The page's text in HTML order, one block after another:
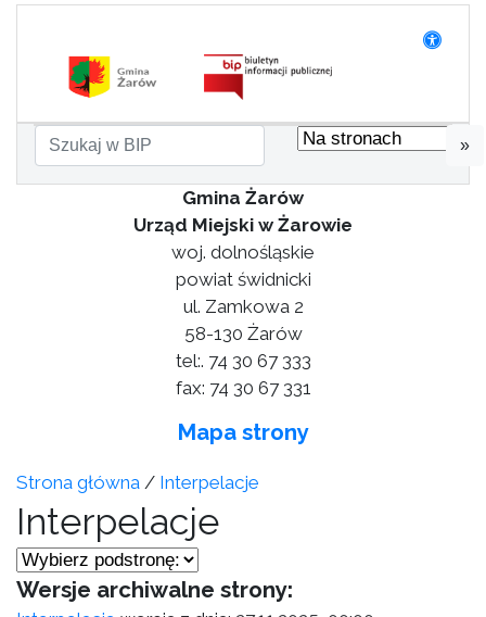
»
Gmina Żarów
Urząd Miejski w Żarowie
woj. dolnośląskie
powiat świdnicki
ul. Zamkowa 2
58-130 Żarów
tel:. 74 30 67 333
fax: 74 30 67 331
Mapa strony
Strona główna / Interpelacje
Interpelacje
Wersje archiwalne strony: